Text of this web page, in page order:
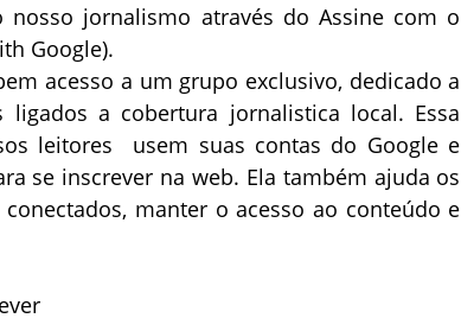
nosso jornalismo através do Assine com o
Google).
acesso a um grupo exclusivo, dedicado a
a cobertura jornalistica local. Essa
leitores usem suas contas do Google e
se inscrever na web. Ela também ajuda os
manter o acesso ao conteúdo e